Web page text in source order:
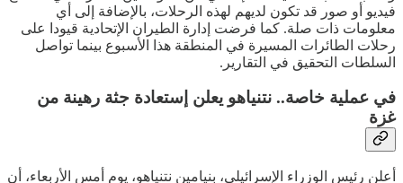
فيديو أو صور قد تكون لديهم لهذه الرحلات، بالإضافة إلى أي
معلومات ذات صلة. كما فرضت إدارة الطيران الإتحادية قيودا على
رحلات الطائرات المسيرة في المنطقة هذا الأسبوع بينما تواصل
السلطات التحقيق في التقارير.
في عملية خاصة.. نتنياهو يعلن إستعادة جثة رهينة من
غزة
أعلن رئيس الوزراء الإسرائيلي، بنيامين نتنياهو، يوم أمس الأربعاء، أن